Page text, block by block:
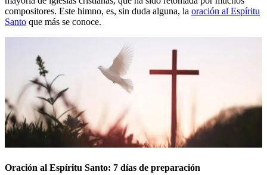
compositores. Este himno, es, sin duda alguna, la oración al Espíritu
Santo que más se conoce.
Oración al Espíritu Santo: 7 días de preparación